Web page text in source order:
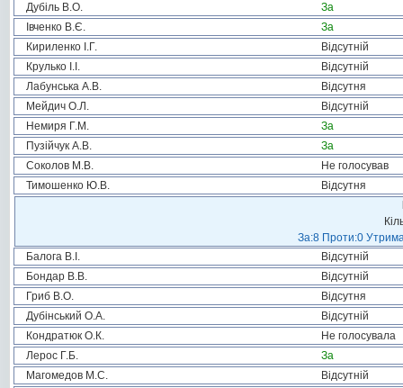
Дубіль В.О.
За
Івченко В.Є.
За
Кириленко І.Г.
Відсутній
Крулько І.І.
Відсутній
Лабунська А.В.
Відсутня
Мейдич О.Л.
Відсутній
Немиря Г.М.
За
Пузійчук А.В.
За
Соколов М.В.
Не голосував
Тимошенко Ю.В.
Відсутня
За:8 Проти:0
Балога В.І.
Відсутній
Бондар В.В.
Відсутній
Гриб В.О.
Відсутня
Дубінський О.А.
Відсутній
Кондратюк О.К.
Не голосувала
Лерос Г.Б.
За
Магомедов М.С.
Відсутній